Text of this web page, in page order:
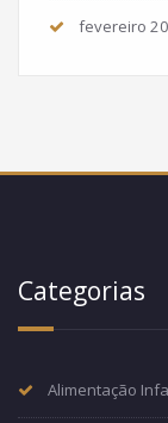
fevereiro
Categorias
Alimentação